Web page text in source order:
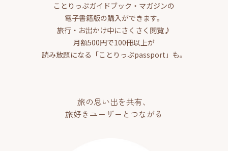
ことりっぷガイドブック・マガジンの
電子書籍版の購入ができます。
旅行・お出かけ中にさくさく閲覧♪
月額500円で100冊以上が
読み放題になる「ことりっぷpassport」も。
旅の思い出を共有、
旅好きユーザーとつながる